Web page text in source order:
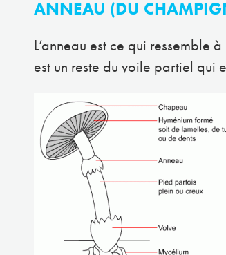
ANNEAU (DU
L’anneau est ce qui
est un reste du voile partiel qui